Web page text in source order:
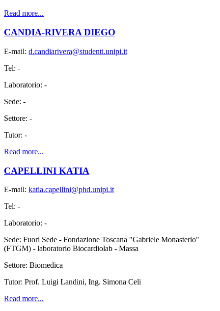
Read more...
CANDIA-RIVERA DIEGO
E-mail: d.candiarivera@studenti.unipi.it
Tel: -
Laboratorio: -
Sede: -
Settore: -
Tutor: -
Read more...
CAPELLINI KATIA
E-mail: katia.capellini@phd.unipi.it
Tel: -
Laboratorio: -
Sede: Fuori Sede - Fondazione Toscana "Gabriele Monasterio"
(FTGM) - laboratorio Biocardiolab - Massa
Settore: Biomedica
Tutor: Prof. Luigi Landini, Ing. Simona Celi
Read more...